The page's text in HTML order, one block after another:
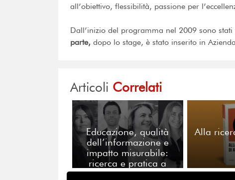
all’obiettivo, flessibilità, passione per
Dall’inizio del programma nel 2009 sono
parte, dopo lo stage, è stato inserito in
Articoli Correlati
Educazione, qualità
dell’informazione e
impatto misurabile:
ricerca e pratica a
confronto
Alla